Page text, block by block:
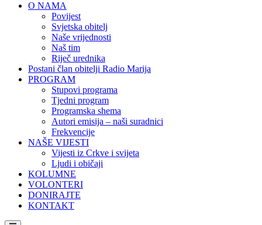
O NAMA
Povijest
Svjetska obitelj
Naše vrijednosti
Naš tim
Riječ urednika
Postani član obitelji Radio Marija
PROGRAM
Stupovi programa
Tjedni program
Programska shema
Autori emisija – naši suradnici
Frekvencije
NAŠE VIJESTI
Vijesti iz Crkve i svijeta
Ljudi i običaji
KOLUMNE
VOLONTERI
DONIRAJTE
KONTAKT